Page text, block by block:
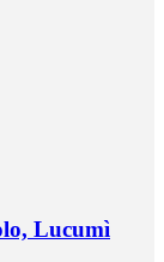
Lucumì